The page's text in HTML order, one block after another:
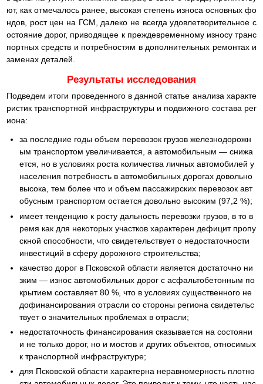
ют, как отмечалось ранее, высокая степень износа основных фо
ндов, рост цен на ГСМ, далеко не всегда удовлетворительное с
остояние дорог, приводящее к преждевременному износу транс
портных средств и потребностям в дополнительных ремонтах и
заменах деталей.
Результаты исследования
Подведем итоги проведенного в данной статье анализа характе
ристик транспортной инфраструктуры и подвижного состава рег
иона:
за последние годы объем перевозок грузов железнодорожн
ым транспортом увеличивается, а автомобильным — снижа
ется, но в условиях роста количества личных автомобилей у
населения потребность в автомобильных дорогах довольно
высока, тем более что и объем пассажирских перевозок авт
обусным транспортом остается довольно высоким (97,2 %);
имеет тенденцию к росту дальность перевозки грузов, в то в
ремя как для некоторых участков характерен дефицит пропу
скной способности, что свидетельствует о недостаточности
инвестиций в сферу дорожного строительства;
качество дорог в Псковской области является достаточно ни
зким — износ автомобильных дорог с асфальтобетонным по
крытием составляет 80 %, что в условиях существенного не
дофинансирования отрасли со стороны региона свидетельс
твует о значительных проблемах в отрасли;
недостаточность финансирования сказывается на состояни
и не только дорог, но и мостов и других объектов, относимых
к транспортной инфраструктуре;
для Псковской области характерна неравномерность плотно